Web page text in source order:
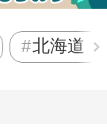
北海道